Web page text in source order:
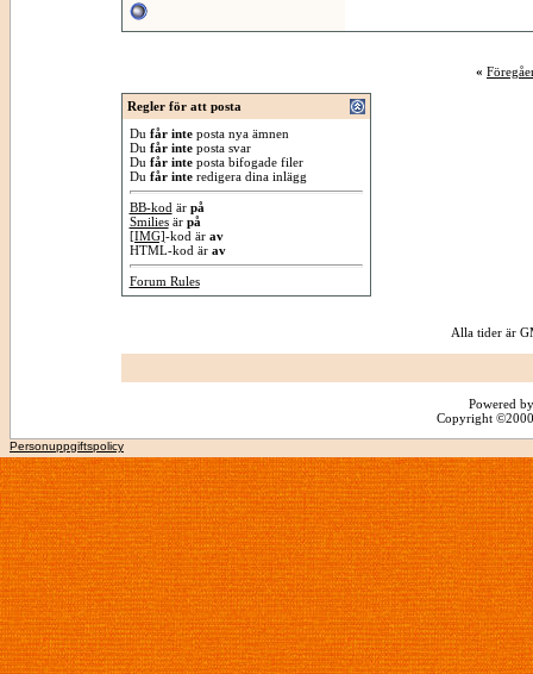
«
Regler för att posta
Du får inteposta nya ämnen
Du får inteposta svar
Du får inteposta bifogade filer
Du får interedigera dina inlägg
BB-kod är på
Smiliesär på
[IMG]-kod är av
HTML-kod är av
Forum Rules
Alla tider är
Powered
Copyright
Personuppgiftspolicy